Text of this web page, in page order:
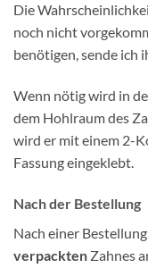
Die
noch nicht
benötigen, sende ich
Wenn nötig wird in
dem Hohlraum des
wird er mit einem 2-
Fassung eingeklebt.
Nach der Bestellung
Nach einer
verpackten Zahnes